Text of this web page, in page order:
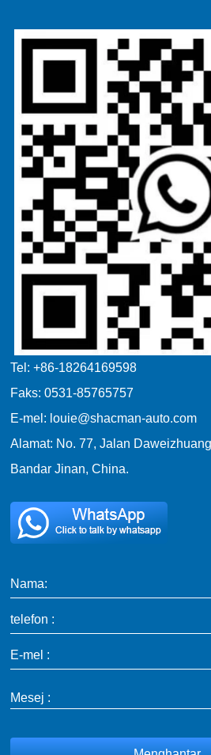
Tel: +86-18264169598
Faks: 0531-85765757
E-mel: louie@shacman-auto.com
Alamat: No. 77, Jalan
Bandar Jinan, China.
Nama:
telefon :
E-mel :
Mesej :